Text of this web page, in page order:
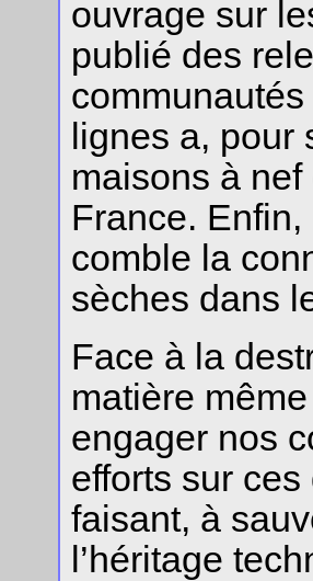
ouvrage sur
publié des
lignes a, pour
maisons à
France.
comble la
sèches dans
Face à la
matière
engager nos
efforts sur
faisant, à
l’héritage